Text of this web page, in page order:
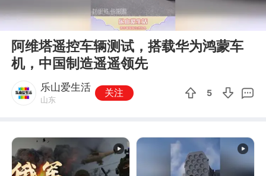
00:00 00:14
阿维塔遥控车辆测试，搭载华为鸿蒙车
机，中国制造遥遥领先
乐山爱生活
山东
关注 5